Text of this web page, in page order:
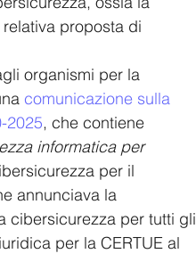
proposta di
organismi per la
comunicazione sulla
2025, che contiene
informatica per
per il
annunciava la
cibersicurezza per tutti gli
per la CERTUE al